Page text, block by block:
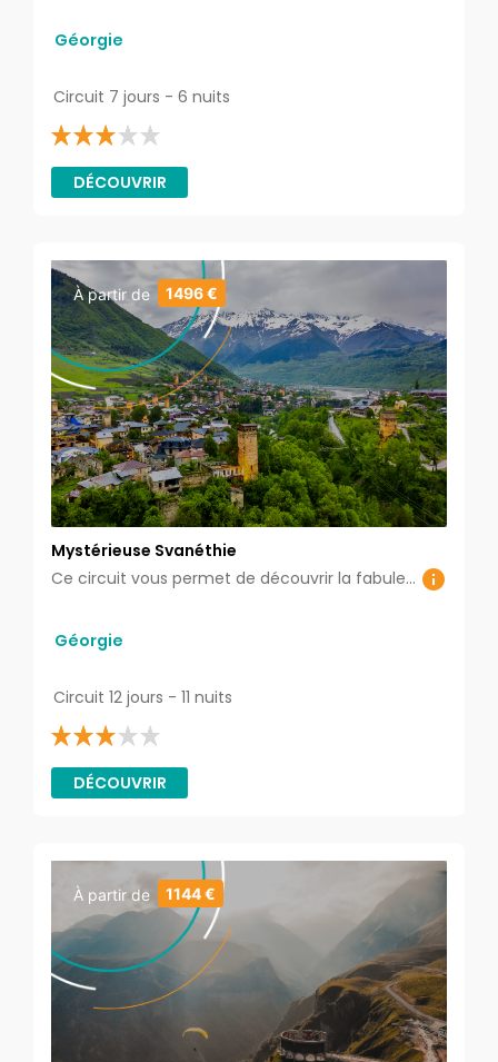
Géorgie
Circuit 7 jours - 6 nuits
DÉCOUVRIR
À partir de 1496 €
Mystérieuse Svanéthie
Ce circuit vous permet de découvrir la fabuleuse Svanéthie, nichée dans le Haut Caucase : région la plus passionnante de toute la Géorgie…
Géorgie
Circuit 12 jours - 11 nuits
DÉCOUVRIR
À partir de 1144 €